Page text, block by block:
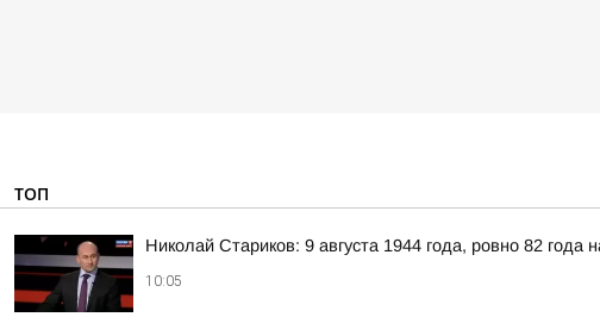
ТОП
Николай Стариков: 9 августа 1944 года, ровно 82 года
10:05